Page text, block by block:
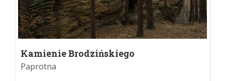
Kamienie Brodzińskiego
Paprotna